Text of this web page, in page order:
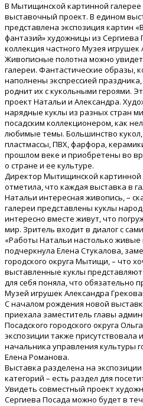
В Мытищинской картинной
выставочный проект. В едином
представлена экспозиция картин
фантазий» художницы из
коллекция частного Музея игрушек
Живописные полотна можно
галереи. Фантастические образы,
наполнены экспрессией
роднит их с кукольными героями.
проект Натальи и Александра.
нарядные куклы из разных стран
посадским коллекционером, как
любимые темы. Большинство
пластмассы, ПВХ, фарфора,
прошлом веке и приобретены во
о стране и ее культуре.
Директор Мытищинской
отметила, что каждая выставка в
Натальи интересная живопись, –
галереи представлены куклы
интересно вместе живут, что
мир. Зритель входит в диалог с
«Работы Натальи настолько живые
подчеркнула Елена Стукалова,
городского округа Мытищи, – что
выставленные куклы представляют
для себя поняла, что обязательно
Музей игрушек Александра
С началом рождения новой
приехала заместитель главы
Посадского городского округа
экспозиции также
начальника управления культуры
Елена Романова.
Выставка разделена на
категорий – есть раздел для
Увидеть совместный проект
Сергиева Посада можно будет в